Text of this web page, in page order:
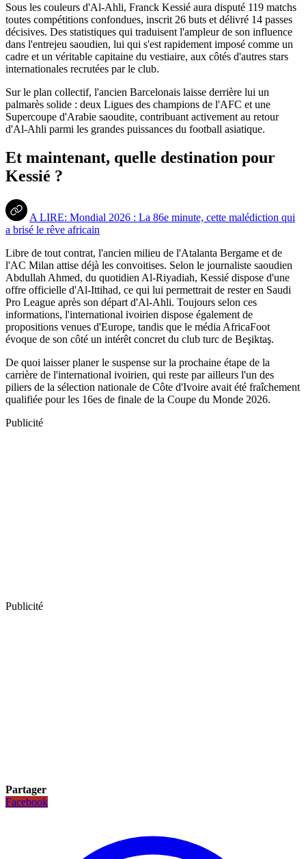
Sous les couleurs d'Al-Ahli, Franck Kessié aura disputé 119 matchs
toutes compétitions confondues, inscrit 26 buts et délivré 14 passes
décisives. Des statistiques qui traduisent l'ampleur de son influence
dans l'entrejeu saoudien, lui qui s'est rapidement imposé comme un
cadre et un véritable capitaine du vestiaire, aux côtés d'autres stars
internationales recrutées par le club.
Sur le plan collectif, l'ancien Barcelonais laisse derrière lui un
palmarès solide : deux Ligues des champions de l'AFC et une
Supercoupe d'Arabie saoudite, contribuant activement au retour
d'Al-Ahli parmi les grandes puissances du football asiatique.
Et maintenant, quelle destination pour
Kessié ?
A LIRE: Mondial 2026 : La 86e minute, cette malédiction qui
a brisé le rêve africain
Libre de tout contrat, l'ancien milieu de l'Atalanta Bergame et de
l'AC Milan attise déjà les convoitises. Selon le journaliste saoudien
Abdullah Ahmed, du quotidien Al-Riyadiah, Kessié dispose d'une
offre officielle d'Al-Ittihad, ce qui lui permettrait de rester en Saudi
Pro League après son départ d'Al-Ahli. Toujours selon ces
informations, l'international ivoirien dispose également de
propositions venues d'Europe, tandis que le média AfricaFoot
évoque de son côté un intérêt concret du club turc de Beşiktaş.
De quoi laisser planer le suspense sur la prochaine étape de la
carrière de l'international ivoirien, qui reste par ailleurs l'un des
piliers de la sélection nationale de Côte d'Ivoire avait été fraîchement
qualifiée pour les 16es de finale de la Coupe du Monde 2026.
Publicité
Publicité
Partager
Facebook